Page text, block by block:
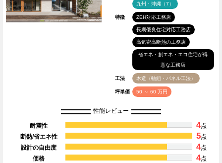
九州・沖縄（7）
特徴 ZEH対応工務店
長期優良住宅対応工務店
高気密高断熱の工務店
省エネ・創エネ・エコ住宅が得
意な工務店
工法 木造（軸組・パネル工法）
坪単価 50 ～ 60 万円
性能レビュー
耐震性 4点
断熱/省エネ性
5点
設計の自由度
4点
価格
4点